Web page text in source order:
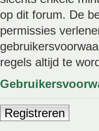
op dit forum. De
permissies
regels altijd te
Registreren